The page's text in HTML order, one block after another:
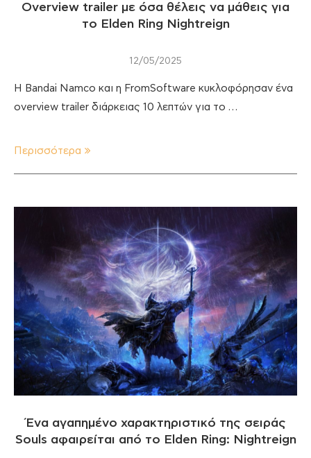
Overview trailer με όσα θέλεις να μάθεις για
το Elden Ring Nightreign
12/05/2025
Η Bandai Namco και η FromSoftware κυκλοφόρησαν ένα
overview trailer διάρκειας 10 λεπτών για το …
Περισσότερα
Ένα αγαπημένο χαρακτηριστικό της σειράς
Souls αφαιρείται από το Elden Ring: Nightreign